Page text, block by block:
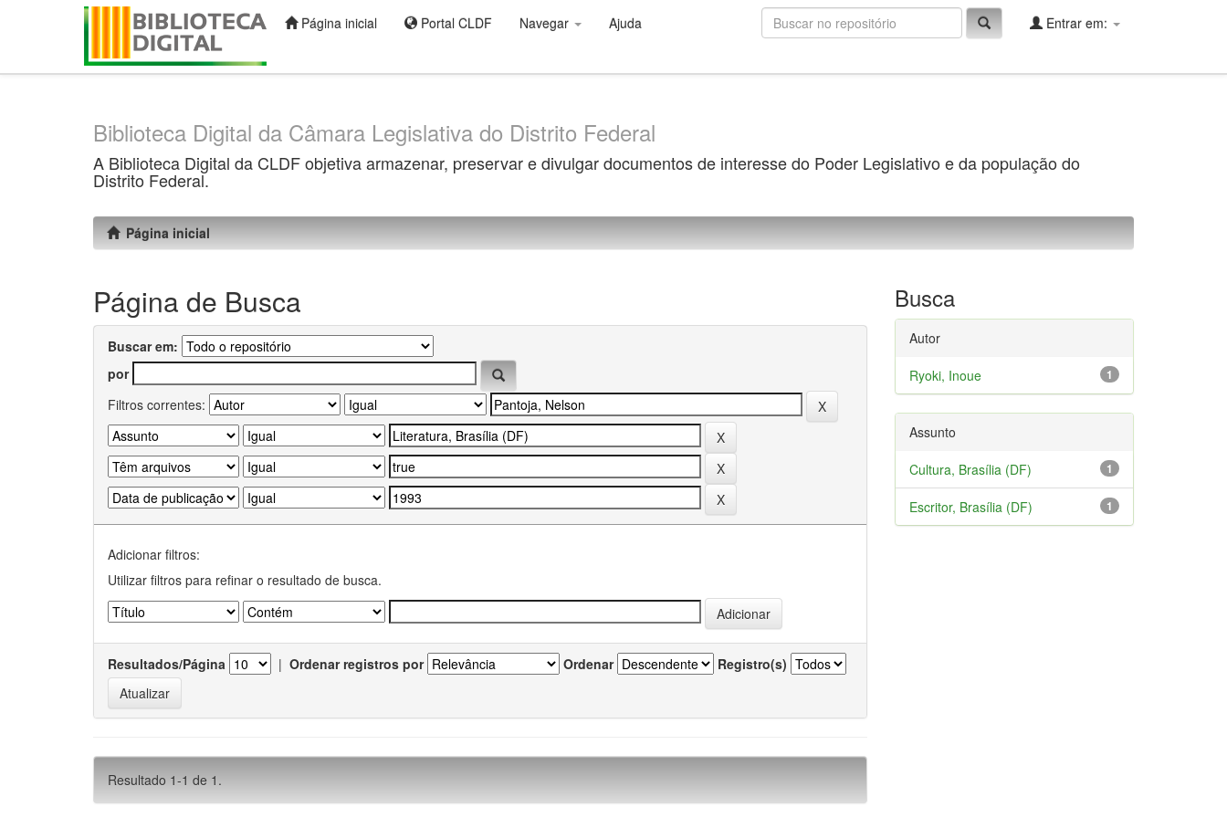
Página inicial Portal CLDF Navegar Ajuda Entrar em:
Biblioteca Digital da Câmara Legislativa do Distrito Federal
A Biblioteca Digital da CLDF objetiva armazenar, preservar e divulgar documentos de interesse do Poder Legislativo e da população do
Distrito Federal.
Página inicial
Página de Busca
Buscar em:
por
Filtros correntes:
Adicionar filtros:
Utilizar filtros para refinar o resultado de busca.
Resultados/Página | Ordenar registros por Ordenar Registro(s)
Resultado 1-1 de 1.
Busca
Autor
1
Ryoki, Inoue
Assunto
1
Cultura, Brasília (DF)
1
Escritor, Brasília (DF)